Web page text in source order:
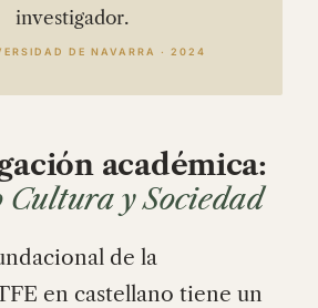
investigador.
DE NAVARRA · 2024
académica:
y Sociedad
de la
en castellano tiene un